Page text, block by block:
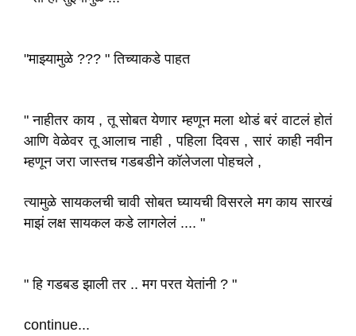
"माझ्यामुळे ??? " तिच्याकडे पाहत
" नाहीतर काय , तू सोबत येणार म्हणून मला थोडं बरं वाटलं होतं
आणि वेळेवर तू आलाच नाही , पहिला दिवस , सारं काही नवीन
म्हणून जरा जास्तच गडबडीने कॉलेजला पोहचले ,
त्यामुळे सायकलची चावी सोबत घ्यायची विसरले मग काय सारखं
माझं लक्ष सायकल कडे लागलेलं .... "
" हि गडबड झाली तर .. मग परत येतांनी ? "
continue...